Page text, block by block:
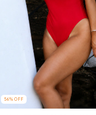
56% OFF